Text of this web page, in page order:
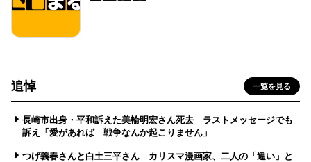
追悼 一覧を見る
長崎市出身・平和訴えた美輪明宏さん死去 ラストメッセージでも
訴え「愛があれば 戦争なんか起こりません」
つげ義春さんと白土三平さん カリスマ漫画家、二人の「違い」と